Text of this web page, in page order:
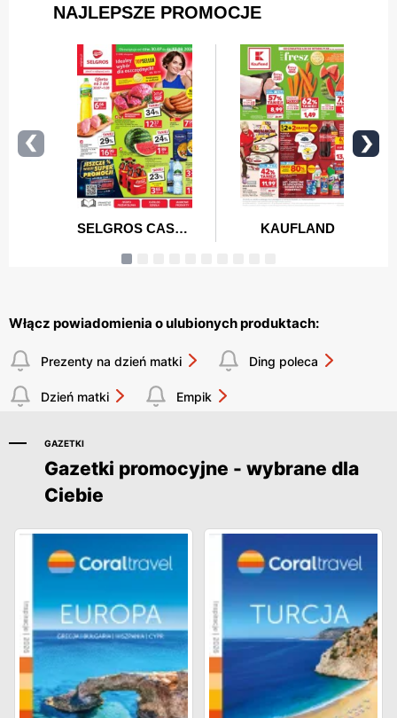
Włącz powiadomienia o ulubionych produktach:
Prezenty na dzień matki Ding poleca
Dzień matki Empik
GAZETKI
Gazetki promocyjne - wybrane dla
Ciebie